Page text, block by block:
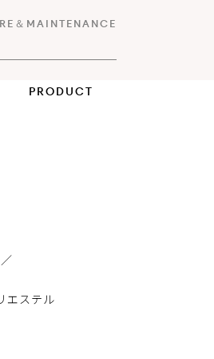
＆MAINTENANCE
PRODUCT
ステル